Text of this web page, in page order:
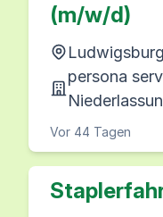
(m/w/d)
Ludwigsburg
persona
Vor 44 Tagen